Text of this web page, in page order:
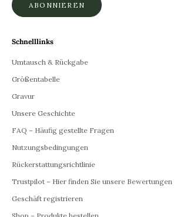
ABONNIEREN
Schnelllinks
Umtausch & Rückgabe
Größentabelle
Gravur
Unsere Geschichte
FAQ – Häufig gestellte Fragen
Nutzungsbedingungen
Rückerstattungsrichtlinie
Trustpilot – Hier finden Sie unsere Bewertungen
Geschäft registrieren